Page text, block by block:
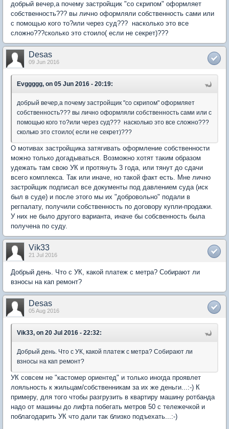
добрый вечер,а почему застройщик "со скрипом" оформляет
собственность??? вы лично оформляли собственность сами или
с помощью кого то?или через суд??? насколько это все
сложно???сколько это стоило( если не секрет)???
Desas
09 Jun 2016
Evggggg, on 05 Jun 2016 - 20:19:
добрый вечер,а почему застройщик "со скрипом" оформляет
собственность??? вы лично оформляли собственность сами или с
помощью кого то?или через суд??? насколько это все сложно???
сколько это стоило( если не секрет)???
О мотивах застройщика затягивать оформление собственности
можно только догадываться. Возможно хотят таким образом
удежать там свою УК и протянуть 3 года, или тянут до сдачи
всего комплекса. Так или иначе, но такой факт есть. Мне лично
застройщик подписал все документы под давлением суда (иск
был в суде) и после этого мы их "добровольно" подали в
регпалату, получили собственность по договору купли-продажи.
У них не было другого варианта, иначе бы собсвенность была
получена по суду.
Vik33
21 Jul 2016
Добрый день. Что с УК, какой платеж с метра? Собирают ли
взносы на кап ремонт?
Desas
05 Aug 2016
Vik33, on 20 Jul 2016 - 22:32:
Добрый день. Что с УК, какой платеж с метра? Собирают ли
взносы на кап ремонт?
УК совсем не "кастомер ориентед" и только иногда проявлет
лояльность к жильцам/собственникам за их же деньги...:-) К
примеру, для того чтобы разгрузить в квартиру машину ротбанда
надо от машины до лифта побегать метров 50 с тележечкой и
поблагодарить УК что дали так близко подъехать...:-)